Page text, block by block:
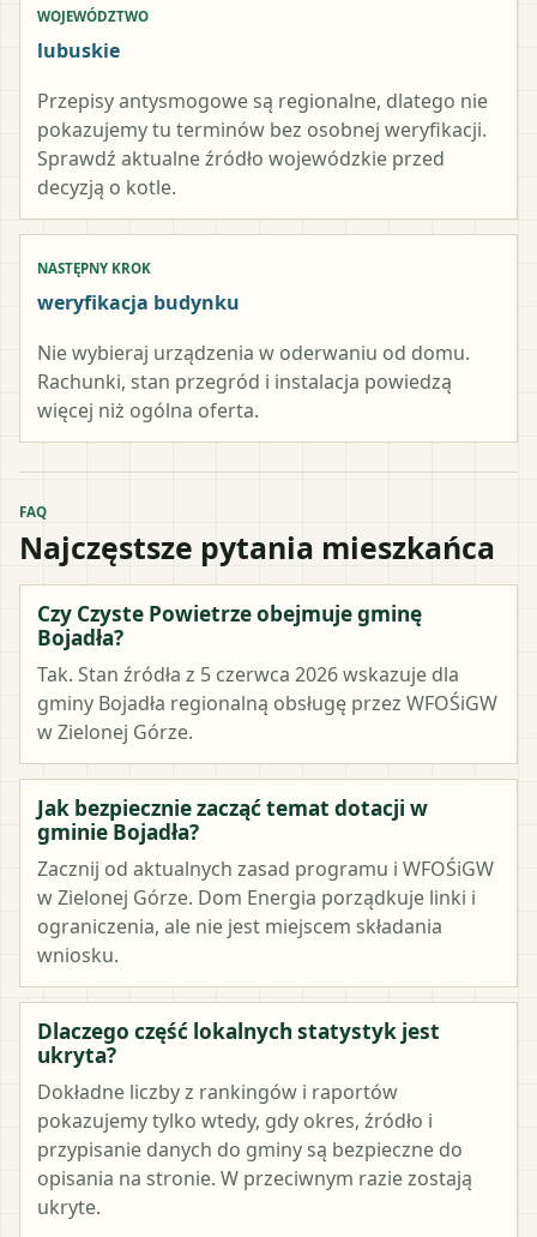
WOJEWÓDZTWO
lubuskie
Przepisy antysmogowe są regionalne, dlatego nie
pokazujemy tu terminów bez osobnej weryfikacji.
Sprawdź aktualne źródło wojewódzkie przed
decyzją o kotle.
NASTĘPNY KROK
weryfikacja budynku
Nie wybieraj urządzenia w oderwaniu od domu.
Rachunki, stan przegród i instalacja powiedzą
więcej niż ogólna oferta.
FAQ
Najczęstsze pytania mieszkańca
Czy Czyste Powietrze obejmuje gminę
Bojadła?
Tak. Stan źródła z 5 czerwca 2026 wskazuje dla
gminy Bojadła regionalną obsługę przez WFOŚiGW
w Zielonej Górze.
Jak bezpiecznie zacząć temat dotacji w
gminie Bojadła?
Zacznij od aktualnych zasad programu i WFOŚiGW
w Zielonej Górze. Dom Energia porządkuje linki i
ograniczenia, ale nie jest miejscem składania
wniosku.
Dlaczego część lokalnych statystyk jest
ukryta?
Dokładne liczby z rankingów i raportów
pokazujemy tylko wtedy, gdy okres, źródło i
przypisanie danych do gminy są bezpieczne do
opisania na stronie. W przeciwnym razie zostają
ukryte.